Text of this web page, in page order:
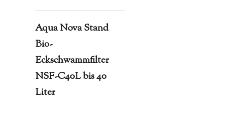
Aqua Nova Stand
Bio-
Eckschwammfilter
NSF-C40L bis 40
Liter